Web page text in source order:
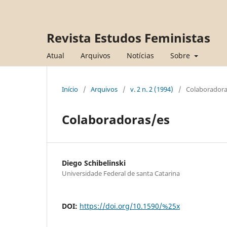
Revista Estudos Feministas
Atual Arquivos Notícias Sobre
Início / Arquivos / v. 2 n. 2 (1994) /
Colaboradoras/es
Diego Schibelinski
Universidade Federal de santa Catarina
DOI: https://doi.org/10.1590/%25x